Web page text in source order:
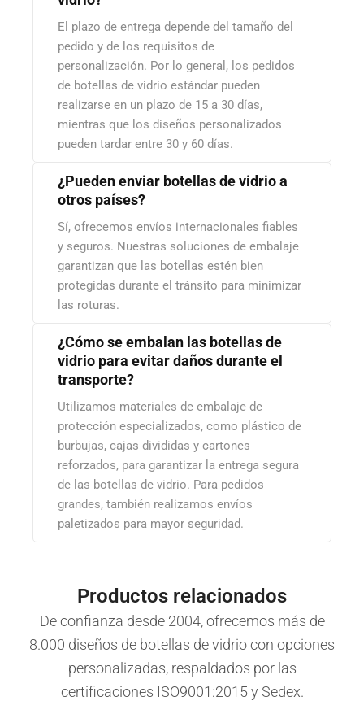
El plazo de entrega depende del tamaño del
pedido y de los requisitos de
personalización. Por lo general, los pedidos
de botellas de vidrio estándar pueden
realizarse en un plazo de 15 a 30 días,
mientras que los diseños personalizados
pueden tardar entre 30 y 60 días.
¿Pueden enviar botellas de vidrio a
otros países?
Sí, ofrecemos envíos internacionales fiables
y seguros. Nuestras soluciones de embalaje
garantizan que las botellas estén bien
protegidas durante el tránsito para minimizar
las roturas.
¿Cómo se embalan las botellas de
vidrio para evitar daños durante el
transporte?
Utilizamos materiales de embalaje de
protección especializados, como plástico de
burbujas, cajas divididas y cartones
reforzados, para garantizar la entrega segura
de las botellas de vidrio. Para pedidos
grandes, también realizamos envíos
paletizados para mayor seguridad.
Productos relacionados
De confianza desde 2004, ofrecemos más de
8.000 diseños de botellas de vidrio con opciones
personalizadas, respaldados por las
certificaciones ISO9001:2015 y Sedex.